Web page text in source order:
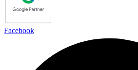
Facebook